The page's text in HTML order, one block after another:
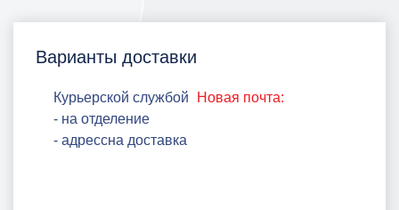
Варианты доставки
Курьерской службой
Новая почта:
- на отделение
- адрессна доставка